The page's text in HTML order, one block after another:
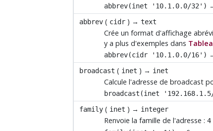
abbrev(inet '10.1.0.0/32')
abbrev ( cidr ) →text
Crée un format d'affichage
y a plus d'exemples dans
abbrev(cidr '10.1.0.0/16')
broadcast ( inet ) → inet
Calcule l'adresse de broadcast
broadcast(inet
family ( inet ) → integer
Renvoie la famille de l'adresse :4